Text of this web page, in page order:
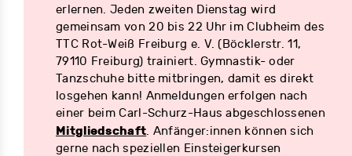
erlernen. Jeden zweiten Dienstag wird
gemeinsam von 20 bis 22 Uhr im Clubheim des
TTC Rot-Weiß Freiburg e. V. (Böcklerstr. 11,
79110 Freiburg) trainiert. Gymnastik- oder
Tanzschuhe bitte mitbringen, damit es direkt
losgehen kann! Anmeldungen erfolgen nach
einer beim Carl-Schurz-Haus abgeschlossenen
Mitgliedschaft. Anfänger:innen können sich
gerne nach speziellen Einsteigerkursen